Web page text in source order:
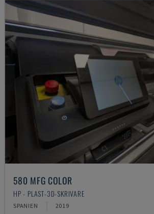
580 MFG COLOR
HP - PLAST-3D-SKRIVARE
SPANIEN 2019